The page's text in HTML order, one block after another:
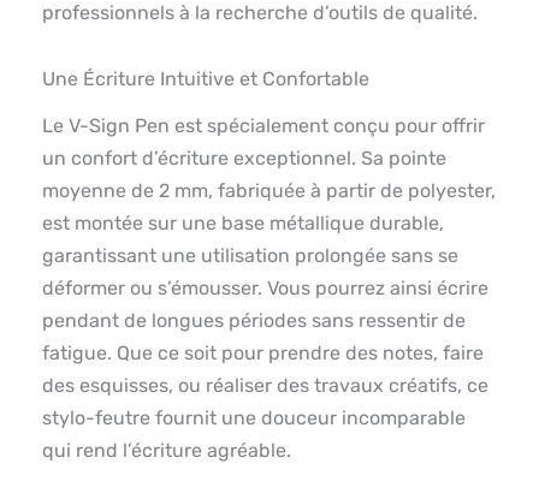
professionnels à la recherche d’outils de qualité.
Une Écriture Intuitive et Confortable
Le V-Sign Pen est spécialement conçu pour offrir
un confort d’écriture exceptionnel. Sa pointe
moyenne de 2 mm, fabriquée à partir de polyester,
est montée sur une base métallique durable,
garantissant une utilisation prolongée sans se
déformer ou s’émousser. Vous pourrez ainsi écrire
pendant de longues périodes sans ressentir de
fatigue. Que ce soit pour prendre des notes, faire
des esquisses, ou réaliser des travaux créatifs, ce
stylo-feutre fournit une douceur incomparable
qui rend l’écriture agréable.